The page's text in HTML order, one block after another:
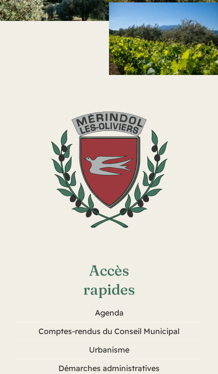
Accès
rapides
Agenda
Comptes-rendus du Conseil Municipal
Urbanisme
Démarches administratives